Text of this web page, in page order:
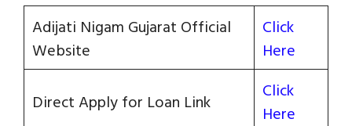
Adijati Nigam Gujarat Official
Website
Click
Here
Direct Apply for Loan Link
Click
Here